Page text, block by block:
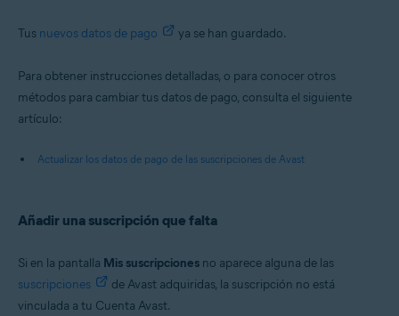
Tus nuevos datos de pago ya se han guardado.
Para obtener instrucciones detalladas, o para conocer otros
métodos para cambiar tus datos de pago, consulta el siguiente
artículo:
Actualizar los datos de pago de las suscripciones de Avast
Añadir una suscripción que falta
Si en la pantalla Mis suscripciones no aparece alguna de las
suscripciones
de Avast adquiridas, la suscripción no está
vinculada a tu Cuenta Avast.